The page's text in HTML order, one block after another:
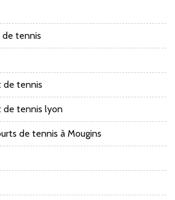
de tennis
de tennis
de tennis lyon
de tennis à Mougins